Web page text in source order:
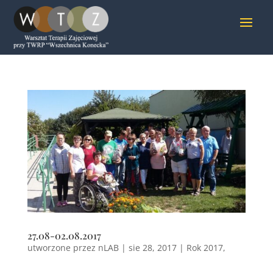
27.08-02.08.2017
utworzone przez nLAB| sie 28, 2017| Rok 2017,